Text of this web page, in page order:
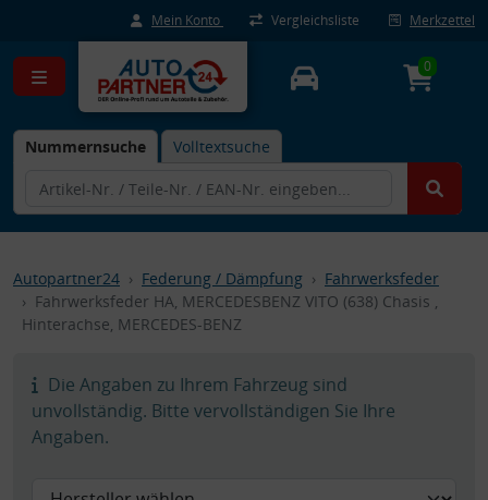
Mein Konto Vergleichsliste Merkzettel
Nummernsuche Volltextsuche
0
Autopartner24 Federung / Dämpfung
Fahrwerksfeder
Fahrwerksfeder HA, MERCEDESBENZ VITO (638) Chasis ,
Hinterachse, MERCEDES-BENZ
Die Angaben zu Ihrem Fahrzeug sind
unvollständig. Bitte vervollständigen Sie Ihre
Angaben.